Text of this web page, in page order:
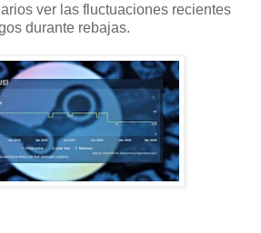
ver las fluctuaciones recientes
durante rebajas.